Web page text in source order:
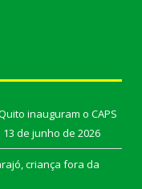
inauguram o CAPS
13 de junho de 2026
criança fora da